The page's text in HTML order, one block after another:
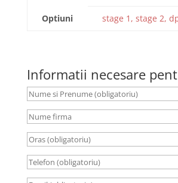
Optiuni stage 1, stage 2,
Informatii necesare